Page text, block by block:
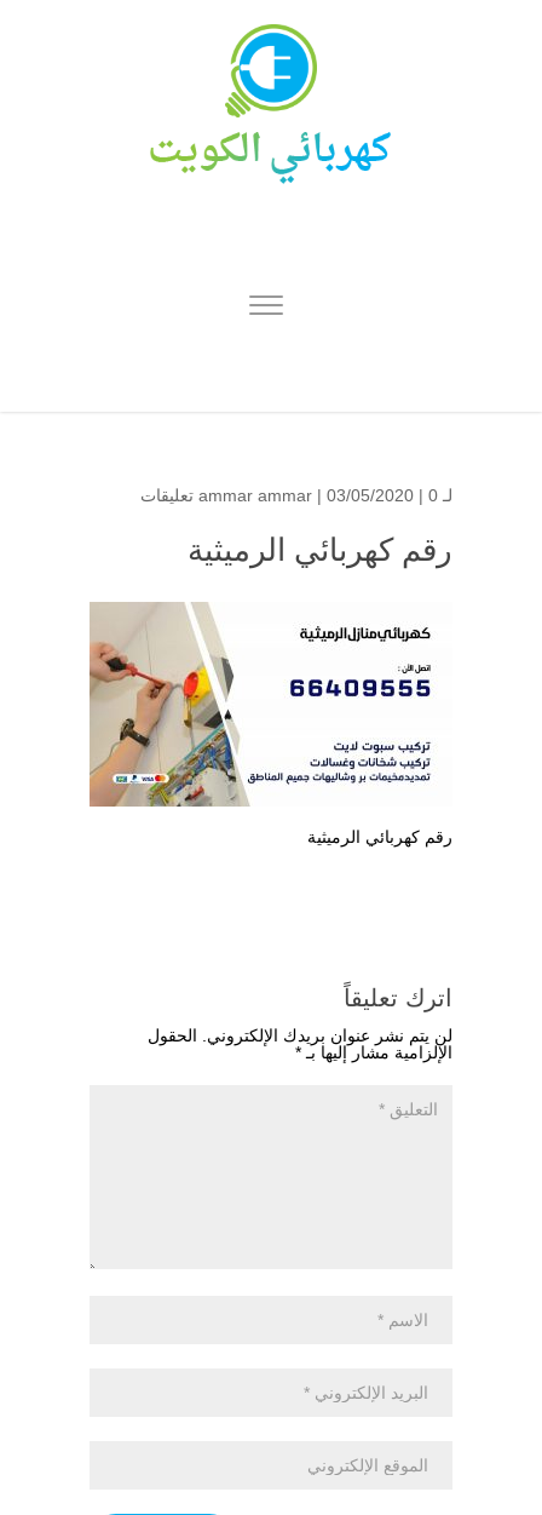
لـ ammar ammar | 03/05/2020 | 0 تعليقات
رقم كهربائي الرميثية
رقم كهربائي الرميثية
اترك تعليقاً
لن يتم نشر عنوان بريدك الإلكتروني.
الحقول
الإلزامية مشار إليها بـ *